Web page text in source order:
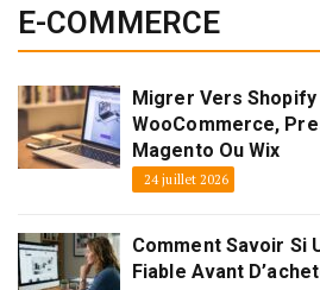
E-COMMERCE
Migrer Vers Shopify
WooCommerce,
Magento Ou Wix
24 juillet 2026
Comment Savoir Si
Fiable Avant